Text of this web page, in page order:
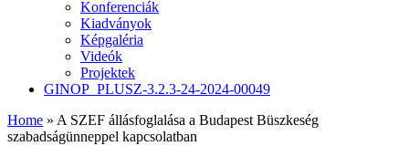
Konferenciák
Kiadványok
Képgaléria
Videók
Projektek
GINOP_PLUSZ-3.2.3-24-2024-00049
Home » A SZEF állásfoglalása a Budapest Büszkeség
szabadságünneppel kapcsolatban